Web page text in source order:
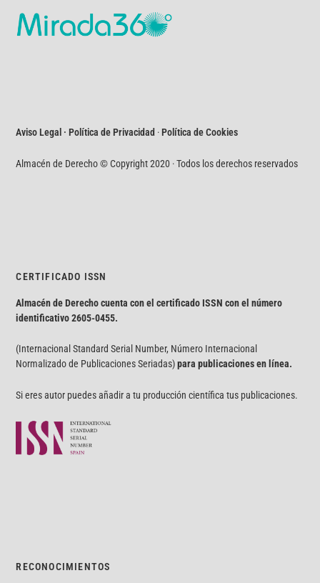
Aviso Legal · Política de Privacidad ·Política de Cookies
Almacén de Derecho © Copyright 2020 · Todos los derechos reservados
CERTIFICADO ISSN
Almacén de Derecho cuenta con el certificado ISSN con el número
identificativo2605-0455.
(Internacional Standard Serial Number, Número Internacional
Normalizado de Publicaciones Seriadas)para publicaciones en línea.
Si eres autor puedes añadir a tu producción científica tus publicaciones.
RECONOCIMIENTOS